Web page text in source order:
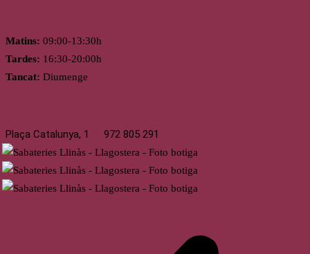
Matins: 09:00-13:30h
Tardes: 16:30-20:00h
Tancat: Diumenge
Plaça Catalunya, 1 972 805 291